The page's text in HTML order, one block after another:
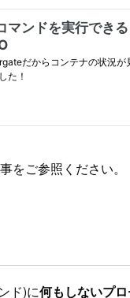
をご参照ください。
ド)に何もしないプ